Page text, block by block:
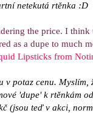
netekutá rtěnka :D
the price. I think
as a dupe to much
Lipsticks from
v potaz cenu.
'dupe' k rtěnkám
(jsou teď v akci,